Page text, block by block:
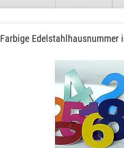
Farbige Edelstahlhausnummer